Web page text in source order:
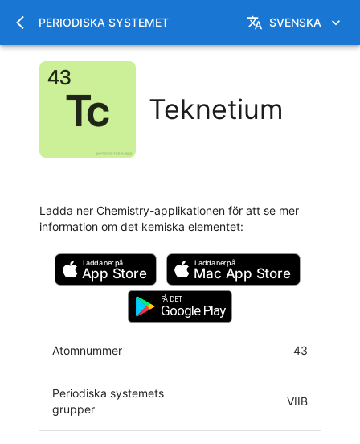
PERIODISKA SYSTEMET SVENSKA
Teknetium
Ladda ner Chemistry-applikationen för att se mer
information om det kemiska elementet:
Ladda ner på
App Store
Ladda ner på
Mac App Store
FÅ DET
Google Play
Atomnummer 43
Periodiska systemets
grupper
VIIB